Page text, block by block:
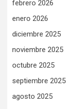
febrero 2026
enero 2026
diciembre 2025
noviembre 2025
octubre 2025
septiembre 2025
agosto 2025